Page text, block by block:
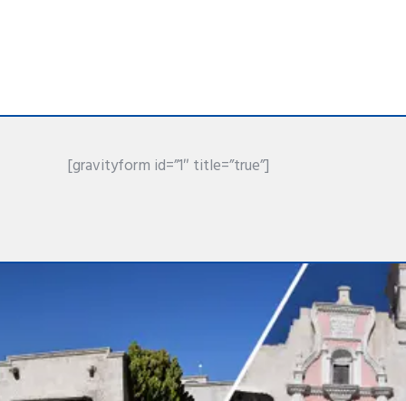
[gravityform id=”1″ title=”true”]